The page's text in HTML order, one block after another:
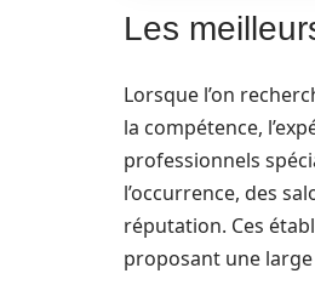
Les
Lorsque l’on
la compétence,
professionnels
l’occurrence, des
réputation. Ces
proposant une